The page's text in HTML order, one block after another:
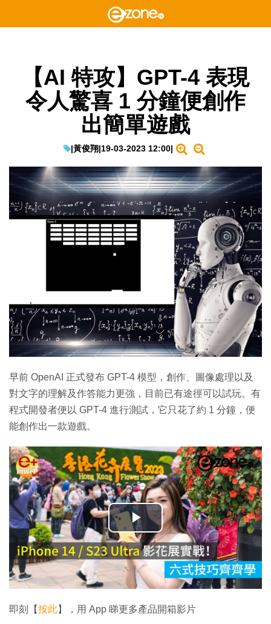
【AI 特攻】GPT-4 表現
令人驚喜 1 分鐘便創作
出簡單遊戲
|黃俊翔|19-03-2023 12:00|
早前 OpenAI 正式發布 GPT-4 模型，創作、圖像處理以及
對文字的理解及作答能力更強，目前已有途徑可以試玩。有
程式開發者便以 GPT-4 進行測試，它只花了約 1 分鐘，便
能創作出一款遊戲。
播
放
影
片
即刻【按此】，用 App 睇更多產品開箱影片